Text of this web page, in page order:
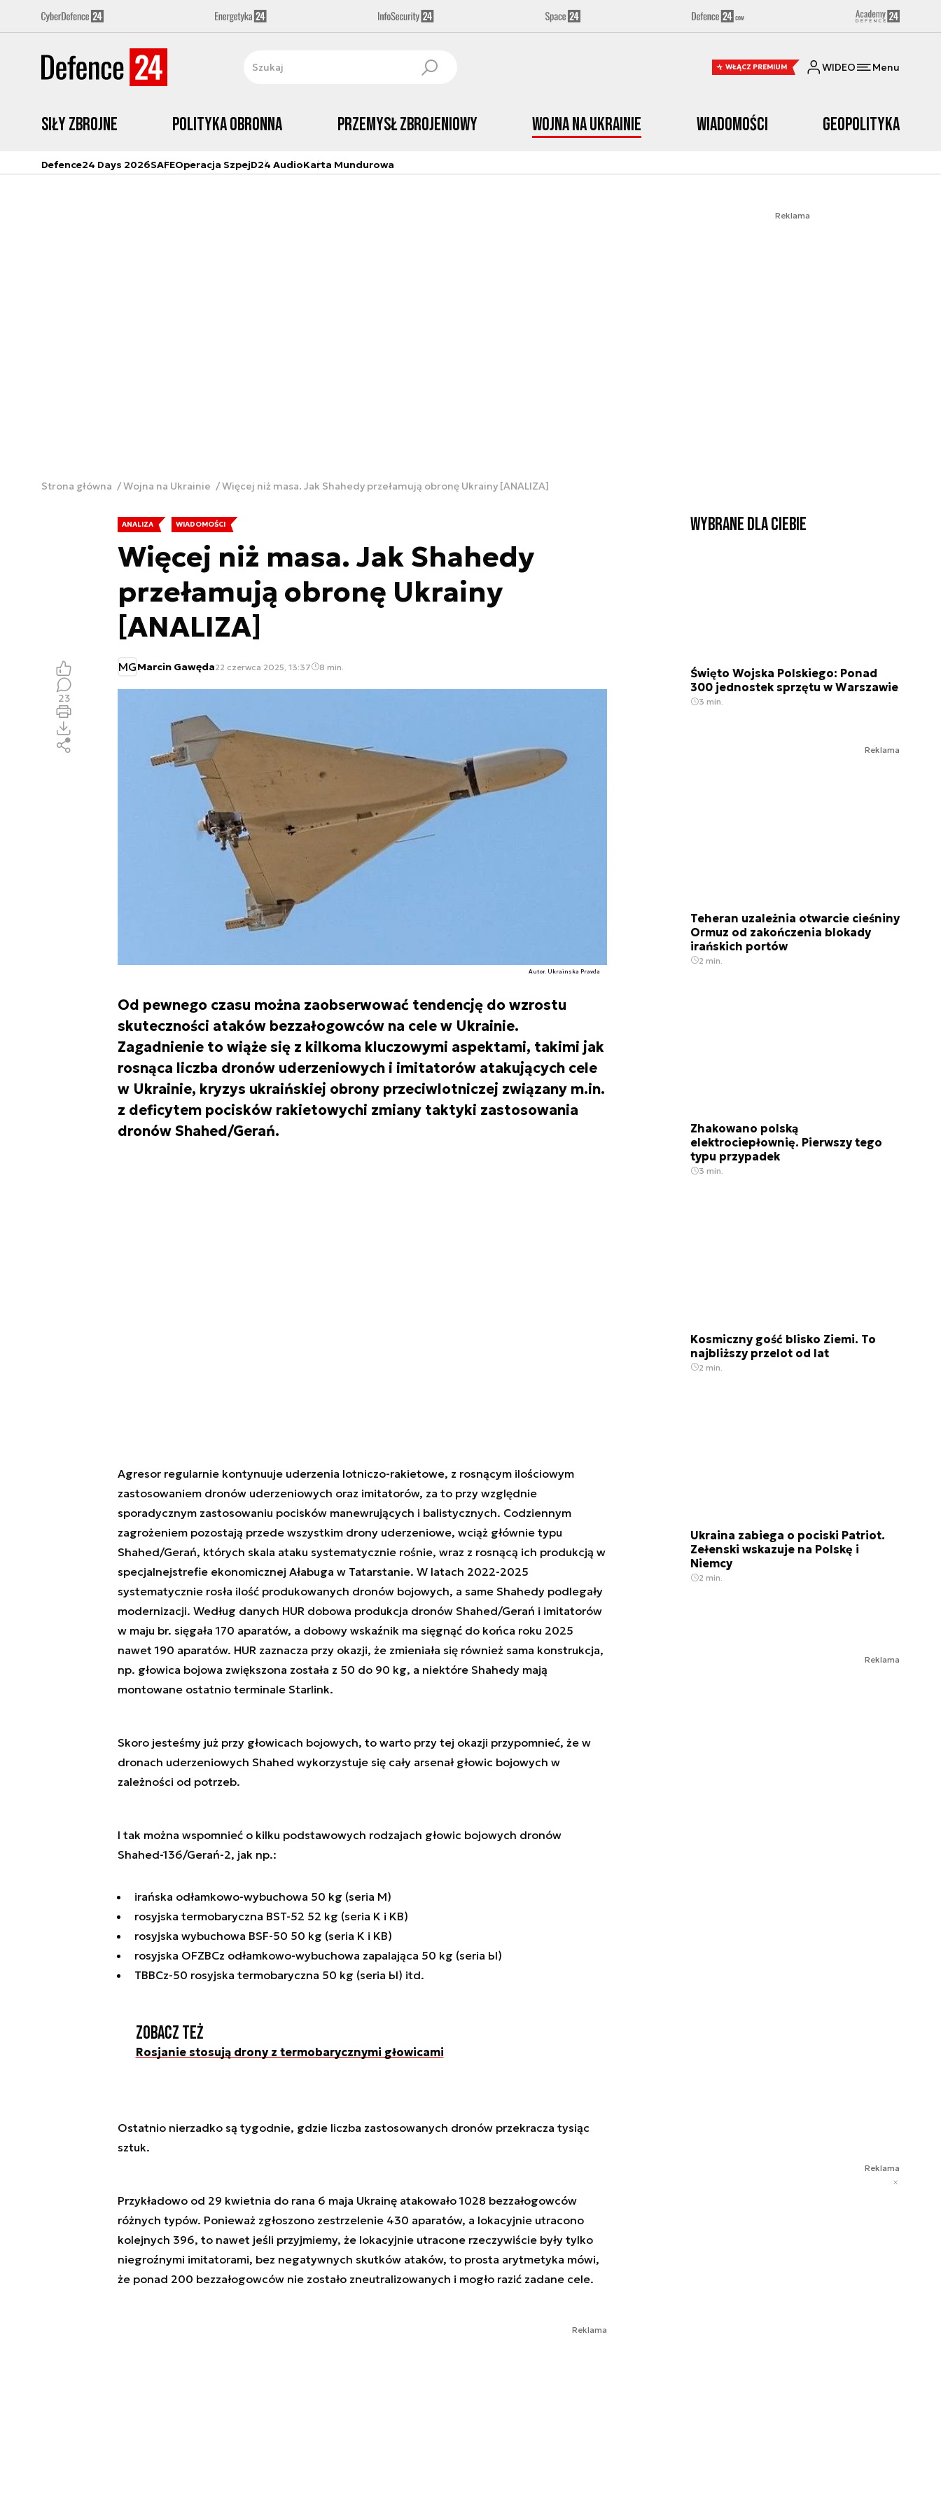
WŁĄCZ PREMIUM WIDEO Menu
Siły zbrojne Polityka obronna Przemysł Zbrojeniowy Wojna na Ukrainie Wiadomości Geopolityka
Defence24 Days 2026SAFEOperacja SzpejD24 AudioKarta Mundurowa
Reklama
Strona główna Wojna na Ukrainie Więcej niż masa. Jak Shahedy przełamują obronę Ukrainy [ANALIZA]
ANALIZA WIADOMOŚCI
Więcej niż masa. Jak Shahedy
przełamują obronę Ukrainy
[ANALIZA]
MGMarcin Gawęda22 czerwca 2025, 13:37 8 min.
Autor. Ukrainska Pravda
Od pewnego czasu można zaobserwować tendencję do wzrostu
skuteczności ataków bezzałogowców na cele w Ukrainie.
Zagadnienie to wiąże się z kilkoma kluczowymi aspektami, takimi jak
rosnąca liczba dronów uderzeniowych i imitatorów atakujących cele
w Ukrainie, kryzys ukraińskiej obrony przeciwlotniczej związany m.in.
z deficytem pocisków rakietowychi zmiany taktyki zastosowania
dronów Shahed/Gerań.
23
Agresor regularnie kontynuuje uderzenia lotniczo-rakietowe, z rosnącym ilościowym
zastosowaniem dronów uderzeniowych oraz imitatorów, za to przy względnie
sporadycznym zastosowaniu pocisków manewrujących i balistycznych. Codziennym
zagrożeniem pozostają przede wszystkim drony uderzeniowe, wciąż głównie typu
Shahed/Gerań, których skala ataku systematycznie rośnie, wraz z rosnącą ich produkcją w
specjalnejstrefieekonomicznej Ałabuga w Tatarstanie. W latach 2022-2025
systematycznie rosła ilość produkowanych dronów bojowych, a same Shahedy podlegały
modernizacji. Według danych HUR dobowa produkcja dronów Shahed/Gerań i imitatorów
w maju br. sięgała 170 aparatów, a dobowy wskaźnik ma sięgnąć do końca roku 2025
nawet 190 aparatów. HUR zaznacza przy okazji, że zmieniała się również sama konstrukcja,
np. głowica bojowa zwiększona została z 50 do 90 kg, a niektóre Shahedy mają
montowane ostatnio terminale Starlink.
Skoro jesteśmy już przy głowicach bojowych, to warto przy tej okazji przypomnieć, że w
dronach uderzeniowych Shahed wykorzystuje się cały arsenał głowic bojowych w
zależności od potrzeb.
I tak można wspomnieć o kilku podstawowych rodzajach głowic bojowych dronów
Shahed-136/Gerań-2, jak np.:
irańska odłamkowo-wybuchowa 50 kg (seria M)
rosyjska termobaryczna BST-52 52 kg (seria K i KB)
rosyjska wybuchowa BSF-50 50 kg (seria K i KB)
rosyjska OFZBCz odłamkowo-wybuchowa zapalająca 50 kg (seria Ы)
TBBCz-50 rosyjska termobaryczna 50 kg (seria Ы) itd.
Zobacz też
Rosjanie stosują drony z termobarycznymi głowicami
Ostatnio nierzadko są tygodnie, gdzie liczba zastosowanych dronów przekracza tysiąc
sztuk.
Przykładowo od 29 kwietnia do rana 6 maja Ukrainę atakowało 1028 bezzałogowców
różnych typów. Ponieważ zgłoszono zestrzelenie 430 aparatów, a lokacyjnie utracono
kolejnych 396, to nawet jeśli przyjmiemy, że lokacyjnie utracone rzeczywiście były tylko
niegroźnymi imitatorami, bez negatywnych skutków ataków, to prosta arytmetyka mówi,
że ponad 200 bezzałogowców nie zostało zneutralizowanych i mogło razić zadane cele.
Reklama
Wybrane dla Ciebie
Święto Wojska Polskiego: Ponad
300 jednostek sprzętu w Warszawie
3 min.
Reklama
Teheran uzależnia otwarcie cieśniny
Ormuz od zakończenia blokady
irańskich portów
2 min.
Zhakowano polską
elektrociepłownię. Pierwszy tego
typu przypadek
3 min.
Kosmiczny gość blisko Ziemi. To
najbliższy przelot od lat
2 min.
Ukraina zabiega o pociski Patriot.
Zełenski wskazuje na Polskę i
Niemcy
2 min.
Reklama
Reklama